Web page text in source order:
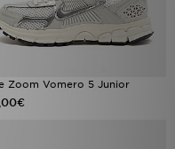
Zoom Vomero 5 Junior